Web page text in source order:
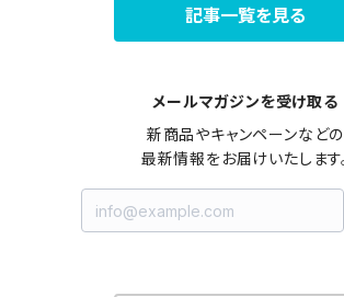
記事一覧を見る
メールマガジンを受け取る
新商品やキャンペーンなどの
最新情報をお届けいたします